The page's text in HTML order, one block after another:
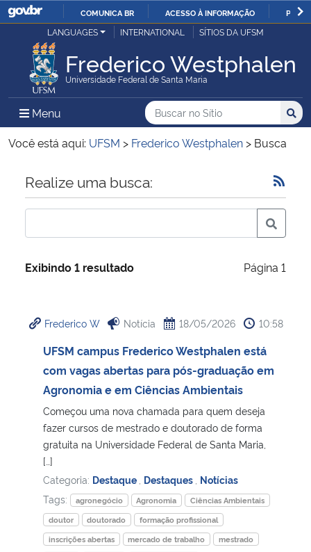
IR
O
COMUNICA BR ACESSO À INFORMAÇÃO
Ministério da Justiça e Segurança Pública
Ministério da Defesa
Ministério das Relações Exteriores
Ministério da Economia
Ministério da Infraestrutura
Ministério da Cidadania
Ministério de Minas e Energia
Ministério da Ciência, Tecnologia, Inovações e Comunicações
Ministério do Turismo
Ministério do Desenvolvimento Regional
LANGUAGES INTERNATIONAL SÍTIOS DA UFSM
Frederico Westphalen
Universidade Federal de Santa Maria
Menu Menu Principal do Sítio
Busca
Buscar no no Sítio
Busca:
Você está aqui: UFSM > Frederico Westphalen > Busca
Início do conteúdo
Realize uma busca:
Exibindo 1 resultado Página 1
Frederico W Notícia 18/05/2026 10:58
UFSM campus Frederico Westphalen está
com vagas abertas para pós-graduação em
Agronomia e em Ciências Ambientais
Começou uma nova chamada para quem deseja
fazer cursos de mestrado e doutorado de forma
gratuita na Universidade Federal de Santa Maria,
[…]
Categoria: Destaque Destaques Notícias
Tags:
agronegócio Agronomia
Ciências Ambientais
doutor
doutorado
formação profissional
inscrições abertas
mercado de trabalho
mestrado